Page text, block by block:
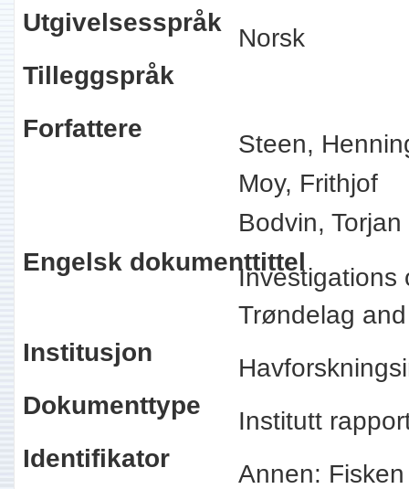
Utgivelsesspråk
Norsk
Tilleggspråk
Forfattere
Steen,
Moy, Frithjof
Bodvin, Torjan
Engelsk dokumenttittel
Investigations
Trøndelag
Institusjon
Dokumenttype
Institutt
Identifikator
Annen: